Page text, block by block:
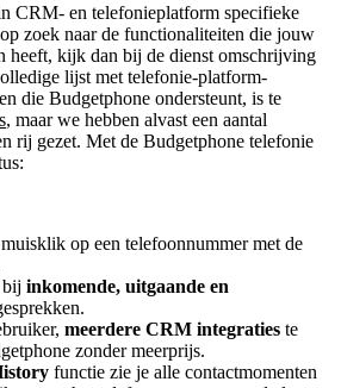
CRM- en telefonieplatform specifieke
zoek naar de functionaliteiten die jouw
heeft, kijk dan bij de dienst omschrijving
lijst met telefonie-platform-
die Budgetphone ondersteunt, is te
, maar we hebben alvast een aantal
rij gezet. Met de Budgetphone telefonie
op een telefoonnummer met de
inkomende, uitgaande en
meerdere CRM integraties te
zonder meerprijs.
functie zie je alle contactmomenten